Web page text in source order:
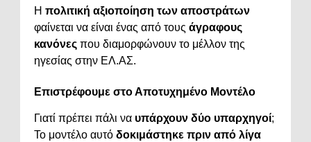
Η πολιτική αξιοποίηση των αποστράτων
φαίνεται να είναι ένας από τους άγραφους
κανόνες που διαμορφώνουν το μέλλον της
ηγεσίας στην ΕΛ.ΑΣ.
Επιστρέφουμε στο Αποτυχημένο Μοντέλο
Γιατί πρέπει πάλι να υπάρχουν δύο υπαρχηγοί;
Το μοντέλο αυτό δοκιμάστηκε πριν από λίγα